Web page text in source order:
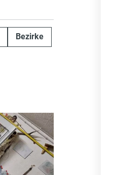
Bezirke